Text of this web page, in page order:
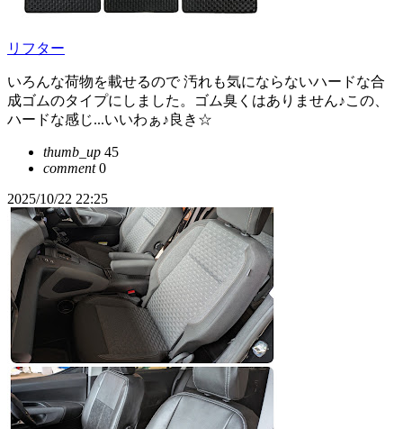
リフター
いろんな荷物を載せるので 汚れも気にならないハードな合
成ゴムのタイプにしました。ゴム臭くはありません♪この、
ハードな感じ...いいわぁ♪良き☆
thumb_up 45
comment0
2025/10/22 22:25